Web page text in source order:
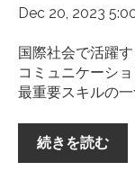
Dec 20, 2023
国際社会で活躍
コミュニケーシ
最重要スキルの一
続きを読む